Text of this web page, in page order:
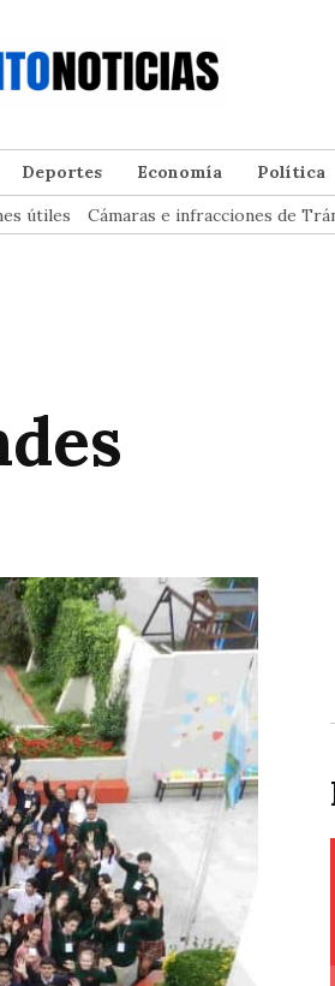
Deportes Economía Política
útiles Cámaras e infracciones de